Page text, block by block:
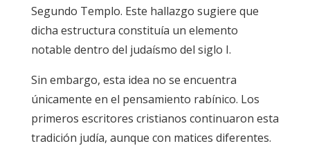
Segundo Templo. Este hallazgo sugiere que
dicha estructura constituía un elemento
notable dentro del judaísmo del siglo I.
Sin embargo, esta idea no se encuentra
únicamente en el pensamiento rabínico. Los
primeros escritores cristianos continuaron esta
tradición judía, aunque con matices diferentes.